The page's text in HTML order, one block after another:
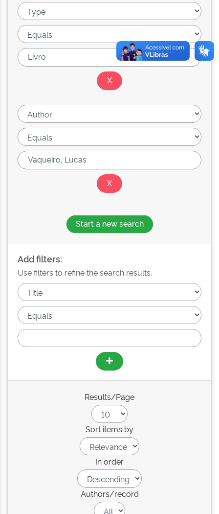
Start a new search
Add filters:
Use filters to refine the search results.
Results/Page
Sort items by
In order
Authors/record